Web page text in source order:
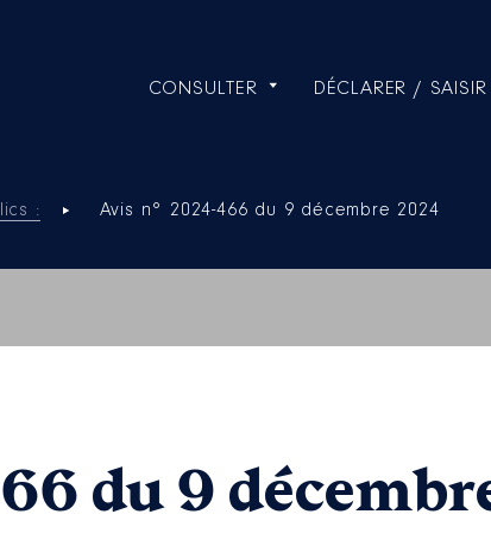
CONSULTER DÉCLARER / SAISIR
: Avis n° 2024-466 du 9 décembre 2024
du 9